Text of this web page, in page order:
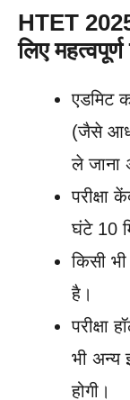
HTET
लिए महत्वपूर्ण
एडमिट
(जैसे
ले जाना
परीक्षा
घंटे 10
किसी
है।
परीक्षा
भी अन्य
होगी।